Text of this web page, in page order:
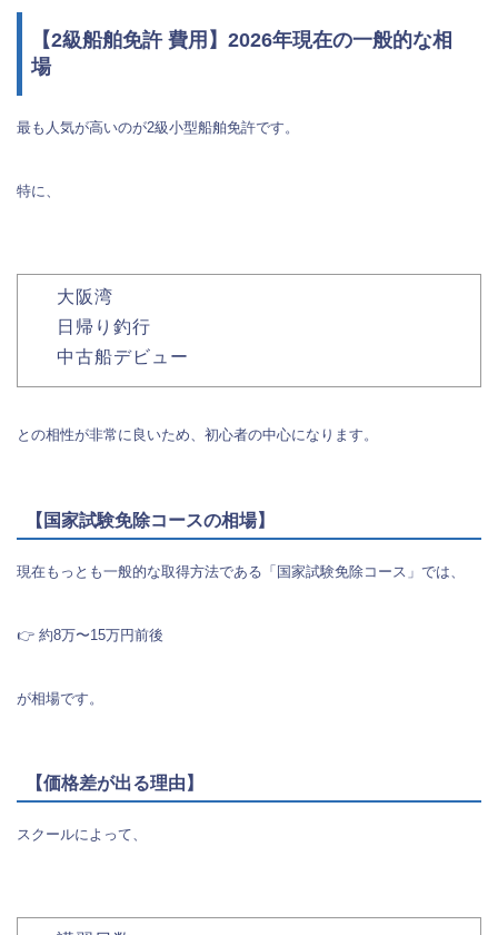
【2級船舶免許 費用】2026年現在の一般的な相
場
最も人気が高いのが2級小型船舶免許です。
特に、
大阪湾
日帰り釣行
中古船デビュー
との相性が非常に良いため、初心者の中心になります。
【国家試験免除コースの相場】
現在もっとも一般的な取得方法である「国家試験免除コース」では、
👉 約8万〜15万円前後
が相場です。
【価格差が出る理由】
スクールによって、